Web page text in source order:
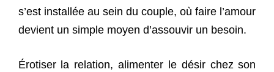
s’est installée au sein du couple, où faire l’amour
devient un simple moyen d’assouvir un besoin.
Érotiser la relation, alimenter le désir chez son